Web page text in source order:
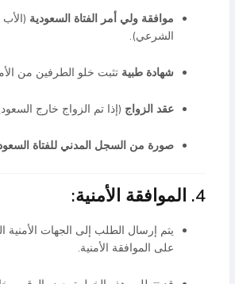
موافقة ولي أمر الفتاة السعودية (الأب
الشرعي).
شهادة طبية تثبت خلو الطرفين من
عقد الزواج (إذا تم الزواج خارج
صورة من السجل المدني للفتاة
4. الموافقة الأمنية:
يتم إرسال الطلب إلى الجهات
على الموافقة الأمنية.